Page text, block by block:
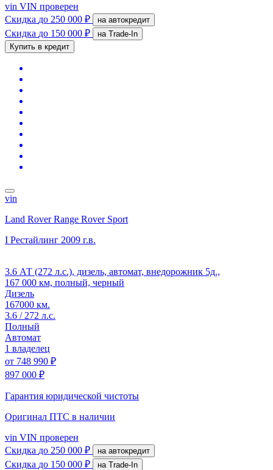
vin VIN проверен
Скидка до 250 000 ₽ на автокредит
Скидка до 150 000 ₽
на Trade-In
Купить в кредит
vin
Land Rover Range Rover Sport
I Рестайлинг 2009 г.в.
3.6 АТ (272 л.с.), дизель, автомат, внедорожник 5д.,
167 000 км, полный, черный
Дизель
167000 км.
3.6 / 272 л.с.
Полный
Автомат
1 владелец
от 748 990 ₽
897 000 ₽
Гарантия юридической чистоты
Оригинал ПТС в наличии
vin VIN проверен
Скидка до 250 000 ₽ на автокредит
Скидка до 150 000 ₽
на Trade-In